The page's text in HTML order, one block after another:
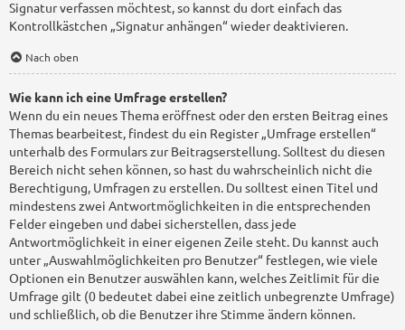
Signatur verfassen möchtest, so kannst du dort einfach das
Kontrollkästchen „Signatur anhängen“ wieder deaktivieren.
Nach oben
Wie kann ich eine Umfrage erstellen?
Wenn du ein neues Thema eröffnest oder den ersten Beitrag eines
Themas bearbeitest, findest du ein Register „Umfrage erstellen“
unterhalb des Formulars zur Beitragserstellung. Solltest du diesen
Bereich nicht sehen können, so hast du wahrscheinlich nicht die
Berechtigung, Umfragen zu erstellen. Du solltest einen Titel und
mindestens zwei Antwortmöglichkeiten in die entsprechenden
Felder eingeben und dabei sicherstellen, dass jede
Antwortmöglichkeit in einer eigenen Zeile steht. Du kannst auch
unter „Auswahlmöglichkeiten pro Benutzer“ festlegen, wie viele
Optionen ein Benutzer auswählen kann, welches Zeitlimit für die
Umfrage gilt (0 bedeutet dabei eine zeitlich unbegrenzte Umfrage)
und schließlich, ob die Benutzer ihre Stimme ändern können.